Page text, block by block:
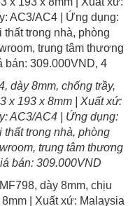
dày 8mm, chống trầy,
x 193 x 8mm | Xuất xứ:
AC3/AC4 | Ứng dụng:
thất trong nhà, phòng
trung tâm thương
bán: 309.000VND